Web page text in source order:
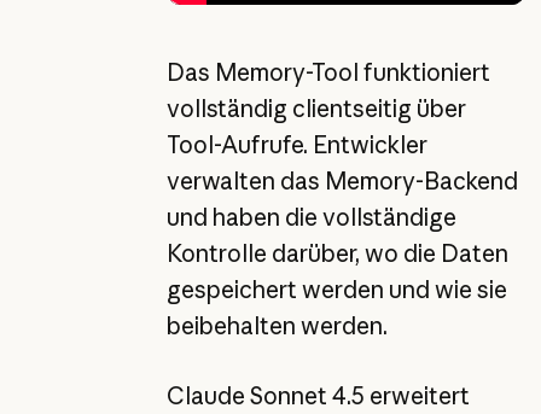
Das Memory-Tool funktioniert
vollständig clientseitig über
Tool-Aufrufe. Entwickler
verwalten das Memory-Backend
und haben die vollständige
Kontrolle darüber, wo die Daten
gespeichert werden und wie sie
beibehalten werden.
Claude Sonnet 4.5 erweitert